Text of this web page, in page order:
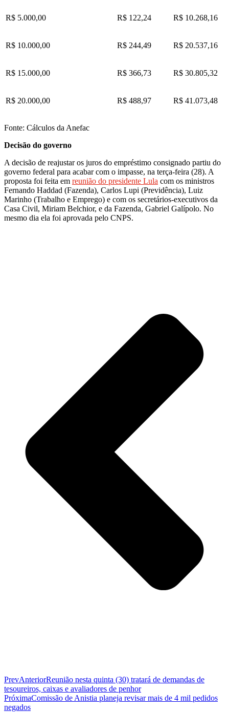
R$ 5.000,00 R$ 122,24 R$ 10.268,16
R$ 10.000,00 R$ 244,49 R$ 20.537,16
R$ 15.000,00 R$ 366,73 R$ 30.805,32
R$ 20.000,00 R$ 488,97 R$ 41.073,48
Fonte: Cálculos da Anefac
Decisão do governo
A decisão de reajustar os juros do empréstimo consignado partiu do
governo federal para acabar com o impasse, na terça-feira (28). A
proposta foi feita em reunião do presidente Lula com os ministros
Fernando Haddad (Fazenda), Carlos Lupi (Previdência), Luiz
Marinho (Trabalho e Emprego) e com os secretários-executivos da
Casa Civil, Miriam Belchior, e da Fazenda, Gabriel Galípolo. No
mesmo dia ela foi aprovada pelo CNPS.
PrevAnteriorReunião nesta quinta (30) tratará de demandas de
tesoureiros, caixas e avaliadores de penhor
PróximaComissão de Anistia planeja revisar mais de 4 mil pedidos
negados